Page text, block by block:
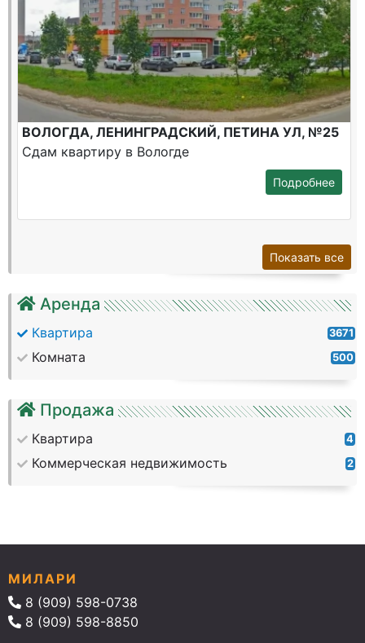
Аренда
Квартира 3671
Комната 500
Продажа
Квартира 4
Коммерческая недвижимость 2
ВОЛОГДА, ЛЕНИНГРАДСКИЙ, ПЕТИНА УЛ, №25
Сдам квартиру в Вологде
Подробнее
Показать все
МИЛАРИ
8 (909) 598-0738
8 (909) 598-8850